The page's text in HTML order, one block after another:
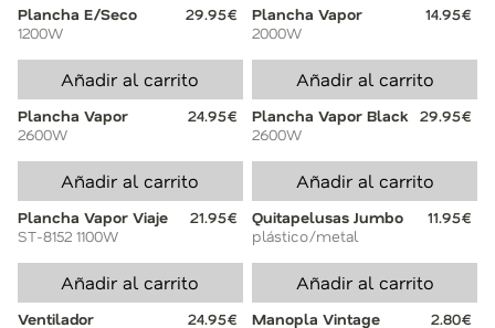
Plancha E/Seco
29.95€
1200W
Plancha Vapor
14.95€
2000W
Añadir al carrito
Plancha Vapor
24.95€
2600W
Añadir al carrito
Plancha Vapor Black
29.95€
2600W
Añadir al carrito
Plancha Vapor Viaje
21.95€
ST-8152 1100W
Añadir al carrito
Quitapelusas Jumbo
11.95€
plástico/metal
Añadir al carrito
Ventilador
24.95€
Añadir al carrito
Manopla Vintage
2.80€